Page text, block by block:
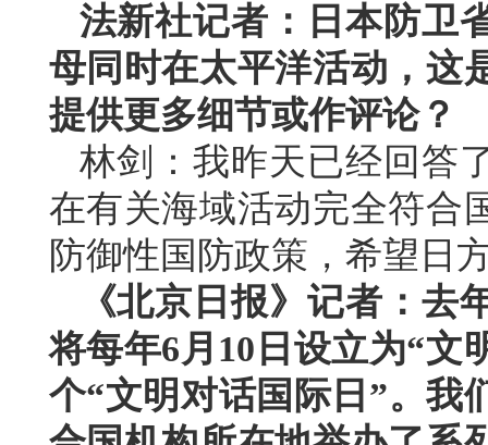
法新社记者：日本防卫
母同时在太平洋活动，这
提供更多细节或作评论？
林剑：我昨天已经回答
在有关海域活动完全符合
防御性国防政策，希望日
《北京日报》记者：去
将每年6月10日设立为“文
个“文明对话国际日”。我